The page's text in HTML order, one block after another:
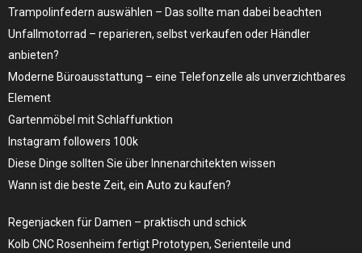
Trampolinfedern auswählen – Das sollte man dabei beachten
Unfallmotorrad – reparieren, selbst verkaufen oder Händler
anbieten?
Moderne Büroausstattung – eine Telefonzelle als unverzichtbares
Element
Gartenmöbel mit Schlaffunktion
Instagram followers 100k
Diese Dinge sollten Sie über Innenarchitekten wissen
Wann ist die beste Zeit, ein Auto zu kaufen?
Regenjacken für Damen – praktisch und schick
Kolb CNC Rosenheim fertigt Prototypen, Serienteile und